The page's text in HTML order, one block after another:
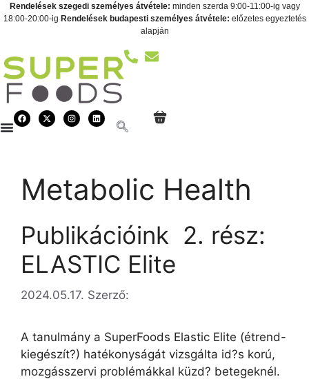
Rendelések szegedi személyes átvétele: minden szerda 9:00-11:00-ig vagy
18:00-20:00-ig Rendelések budapesti személyes átvétele: előzetes egyeztetés
alapján
Metabolic Health
Publikációink  2. rész:
ELASTIC Elite
2024.05.17. Szerző:
A tanulmány a SuperFoods Elastic Elite (étrend-
kiegészít?) hatékonyságát vizsgálta id?s korú,
mozgásszervi problémákkal küzd? betegeknél.